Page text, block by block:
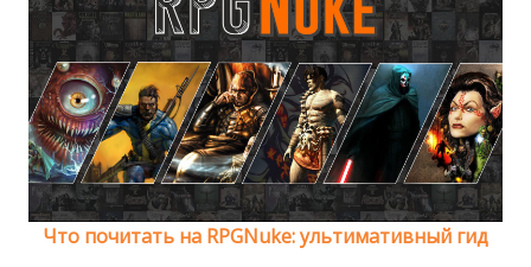
Что почитать на RPGNuke: ультимативный гид